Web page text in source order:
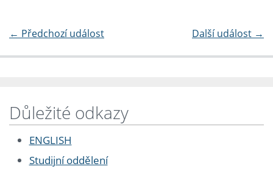
← Předchozí událost Další událost →
Důležité odkazy
ENGLISH
Studijní oddělení